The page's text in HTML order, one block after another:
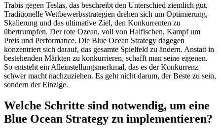
Trabis gegen Teslas, das beschreibt den Unterschied ziemlich gut.
Traditionelle Wettbewerbsstrategien drehen sich um Optimierung,
Skalierung und das ultimative Ziel, den Konkurrenten zu
übertrumpfen. Der rote Ozean, voll von Haifischen, Kampf um
Preis und Performance. Die Blue Ocean Strategy dagegen
konzentriert sich darauf, das gesamte Spielfeld zu ändern. Anstatt in
bestehenden Märkten zu konkurrieren, schafft man seine eigenen.
So entsteht ein Alleinstellungsmerkmal, das es der Konkurrenz
schwer macht nachzuziehen. Es geht nicht darum, der Beste zu sein,
sondern der Einzige.
Welche Schritte sind notwendig, um eine
Blue Ocean Strategy zu implementieren?